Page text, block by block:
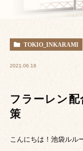
TOKIO_INKARAMI
2021.06.18
フラーレン
策
こんにちは！池袋ルル